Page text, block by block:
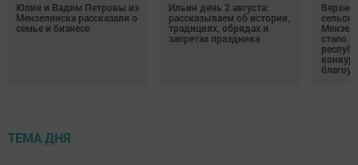
Юлия и Вадим Петровы из
Мензелинска рассказали о
семье и бизнесе
Ильин день 2 августа:
рассказываем об истории,
традициях, обрядах и
запретах праздника
стало
ТЕМА ДНЯ